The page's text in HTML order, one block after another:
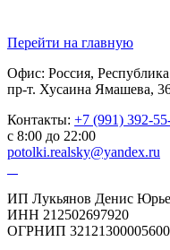
Перейти на главную
Офис: Россия, Республика
пр-т. Хусаина Ямашева,
Контакты: +7 (991) 392-
с 8:00 до 22:00
potolki.realsky@yandex.ru
ИП Лукьянов Денис
ИНН 212502697920
ОГРНИП